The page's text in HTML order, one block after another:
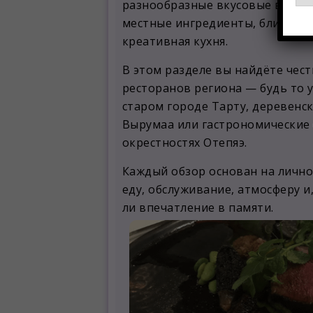
разнообразные вкусовые
местные ингредиенты, близость
креативная кухня.
В этом разделе вы найдёте
ресторанов региона — будь то
старом городе Тарту,
Вырумаа или
окрестностях Отепяэ.
Каждый обзор основан на
еду, обслуживание, атмосферу
ли впечатление в памяти.